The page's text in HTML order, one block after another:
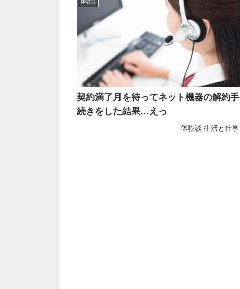
体験談
契約満了月を待ってネット機器の解約手
続きをした結果…えっ
体験談 生活と仕事